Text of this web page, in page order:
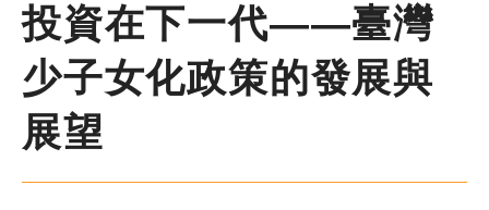
主題報導
主題座談
投資在下一代——臺灣
少子女化政策的發展與
展望